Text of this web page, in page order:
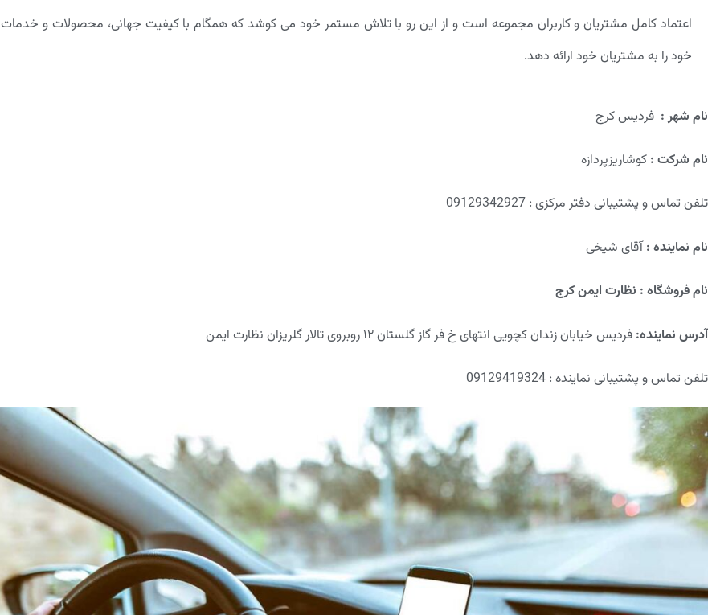
اعتماد کامل مشتریان و کاربران مجموعه است و از این رو با تلاش مستمر خود می کوشد که همگام با کیفیت جهانی، محصولات و خدمات
خود را به مشتریان خود ارائه دهد.
نام شهر: فردیس کرج
نام شرکت : کوشاریزپردازه
تلفن تماس و پشتیبانی دفتر مرکزی : 09129342927
نام نماینده :آقای شیخی
نام فروشگاه : نظارت ایمن کرج
آدرس نماینده: فردیس خیابان زندان کچویی انتهای خ فر گاز گلستان ۱۲ روبروی تالار گلریزان نظارت ایمن
تلفن تماس و پشتیبانی نماینده : 09129419324